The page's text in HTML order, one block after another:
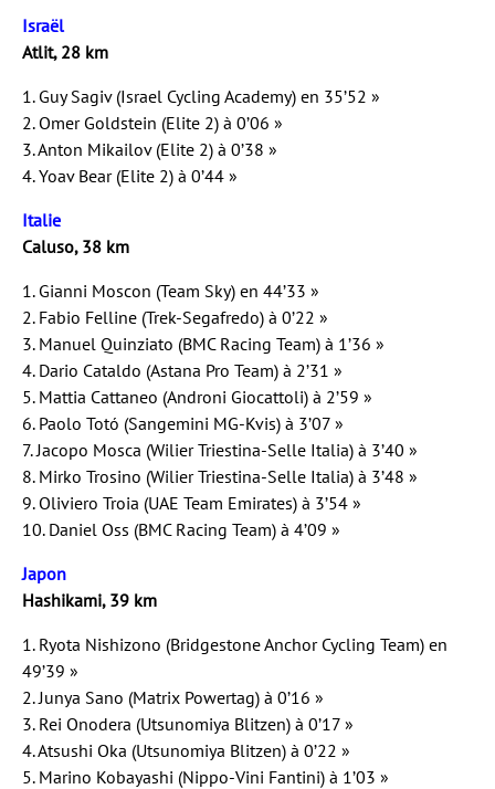
Israël
Atlit, 28 km
1. Guy Sagiv (Israel Cycling Academy) en 35’52 »
2. Omer Goldstein (Elite 2) à 0’06 »
3. Anton Mikailov (Elite 2) à 0’38 »
4. Yoav Bear (Elite 2) à 0’44 »
Italie
Caluso, 38 km
1. Gianni Moscon (Team Sky) en 44’33 »
2. Fabio Felline (Trek-Segafredo) à 0’22 »
3. Manuel Quinziato (BMC Racing Team) à 1’36 »
4. Dario Cataldo (Astana Pro Team) à 2’31 »
5. Mattia Cattaneo (Androni Giocattoli) à 2’59 »
6. Paolo Totó (Sangemini MG-Kvis) à 3’07 »
7. Jacopo Mosca (Wilier Triestina-Selle Italia) à 3’40 »
8. Mirko Trosino (Wilier Triestina-Selle Italia) à 3’48 »
9. Oliviero Troia (UAE Team Emirates) à 3’54 »
10. Daniel Oss (BMC Racing Team) à 4’09 »
Japon
Hashikami, 39 km
1. Ryota Nishizono (Bridgestone Anchor Cycling Team) en
49’39 »
2. Junya Sano (Matrix Powertag) à 0’16 »
3. Rei Onodera (Utsunomiya Blitzen) à 0’17 »
4. Atsushi Oka (Utsunomiya Blitzen) à 0’22 »
5. Marino Kobayashi (Nippo-Vini Fantini) à 1’03 »